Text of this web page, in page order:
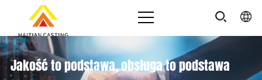
Jakość to podstawa, obsługa to podstawa